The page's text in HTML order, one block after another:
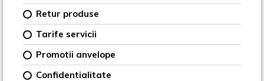
Retur produse
Tarife servicii
Promotii anvelope
Confidentialitate